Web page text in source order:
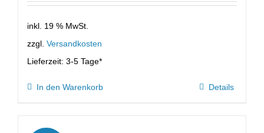
war:
ist:
inkl. 19 % MwSt.
zzgl. Versandkosten
Lieferzeit: 3-5 Tage*
In den Warenkorb Details